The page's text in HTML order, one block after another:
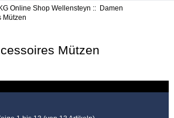
Online Shop Wellensteyn :: Damen
Mützen
Mützen